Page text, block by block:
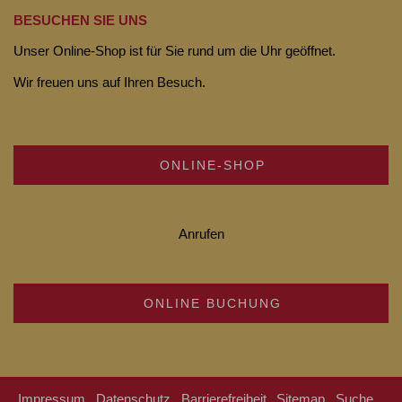
BESUCHEN SIE UNS
Unser Online-Shop ist für Sie rund um die Uhr geöffnet.
Wir freuen uns auf Ihren Besuch.
ONLINE-SHOP
Anrufen
ONLINE BUCHUNG